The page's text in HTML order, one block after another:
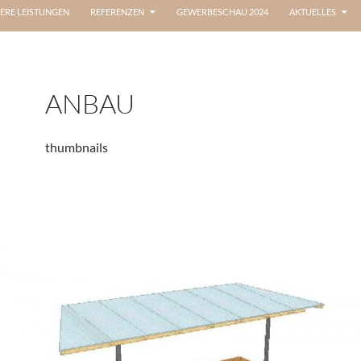
LEISTUNGEN REFERENZEN GEWERBESCHAU 2024 AKTUELLES
ANBAU
thumbnails